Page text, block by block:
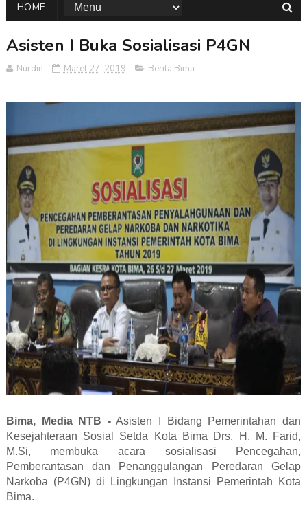
HOME
Asisten I Buka Sosialisasi P4GN
Nurdin Maret 27, 2019 Berita Bima
Bima, Media NTB -Asisten I Bidang Pemerintahan dan
Kesejahteraan Sosial Setda Kota Bima Drs. H. M. Farid,
M.Si, membuka acara sosialisasi Pencegahan,
Pemberantasan dan Penanggulangan Peredaran Gelap
Narkoba (P4GN) di Lingkungan Instansi Pemerintah Kota
Bima.